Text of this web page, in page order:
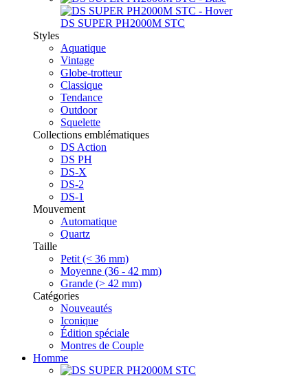
DS SUPER PH2000M STC
Styles
Aquatique
Vintage
Globe-trotteur
Classique
Tendance
Outdoor
Squelette
Collections emblématiques
DS Action
DS PH
DS-X
DS-2
DS-1
Mouvement
Automatique
Quartz
Taille
Petit (< 36 mm)
Moyenne (36 - 42 mm)
Grande (> 42 mm)
Catégories
Nouveautés
Iconique
Édition spéciale
Montres de Couple
Homme